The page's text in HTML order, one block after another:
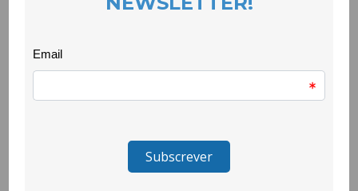
doce da banana ao travo do limão — e descobriram que provar
pêra, preparado pelas próprias crianças com fruta biológica. A
descoberta, as crianças aprendem a gostar (ainda mais) de
O projecto Quero Ser Mais E9G é promovido pela Secretaria de